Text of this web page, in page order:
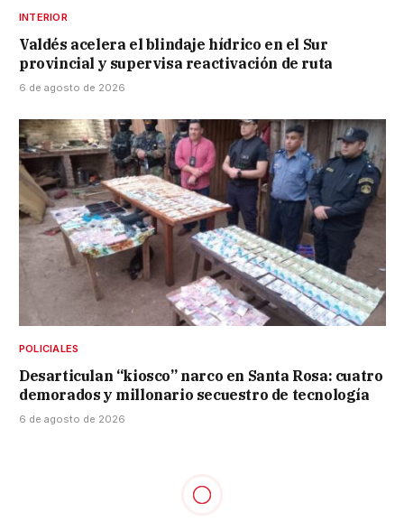
INTERIOR
Valdés acelera el blindaje hídrico en el Sur
provincial y supervisa reactivación de ruta
6 de agosto de 2026
POLICIALES
Desarticulan “kiosco” narco en Santa Rosa: cuatro
demorados y millonario secuestro de tecnología
6 de agosto de 2026